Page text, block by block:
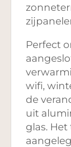
Perfect
wifi,
de
uit
glas.